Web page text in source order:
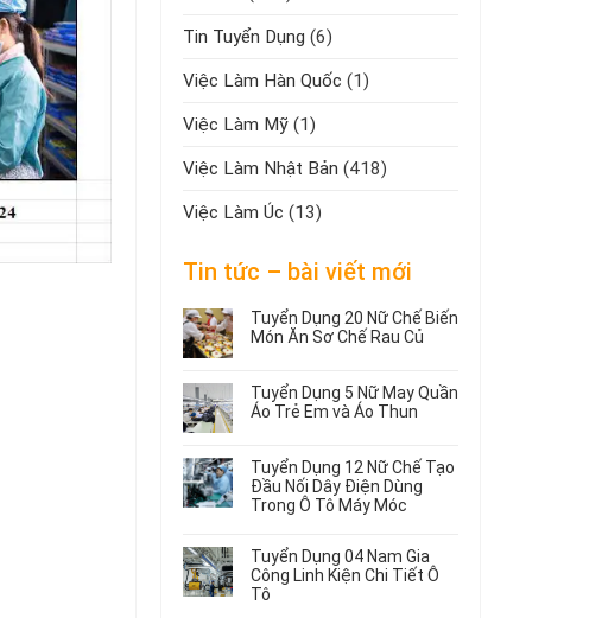
Tin Tuyển Dụng (6)
Việc Làm Hàn Quốc (1)
Việc Làm Mỹ (1)
Việc Làm Nhật Bản (418)
Việc Làm Úc (13)
Tin tức – bài viết mới
Tuyển Dụng 20 Nữ Chế Biến
Món Ăn Sơ Chế Rau Củ
có
bình
luận
Tuyển
Dụng
20
Nữ
Biến
Món
Ăn
Tuyển Dụng 5 Nữ May Quần
Áo Trẻ Em và Áo Thun
có
bình
luận
ở
Dụng
5
Nữ
May
Tuyển Dụng 12 Nữ Chế Tạo
Đầu Nối Dây Điện Dùng
Trong Ô Tô Máy Móc
có
bình
luận
ở
Tuyển Dụng 04 Nam Gia
Công Linh Kiện Chi Tiết Ô
Tô